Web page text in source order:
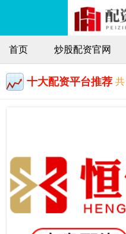
首页 炒股配资官网
十大配资平台推荐 共